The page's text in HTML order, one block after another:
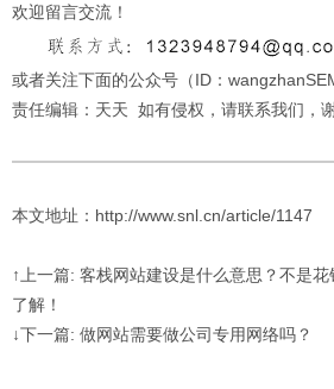
欢迎留言交流！
或者关注下面的公众号（ID：
责任编辑：天天 如有侵权，请联系我们，
本文地址：http://www.snl.cn/article/1147
↑上一篇: 客栈网站建设是什么意思？不是
了解！
↓下一篇: 做网站需要做公司专用网络吗？